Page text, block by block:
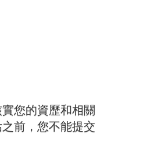
您的資歷和相關
前，您不能提交